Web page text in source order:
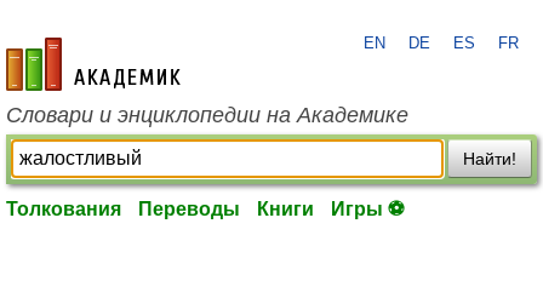
academic.ru
EN DE ES FR
Словари и энциклопедии на Академике
Найти!
Толкования Переводы Книги Игры ⚽